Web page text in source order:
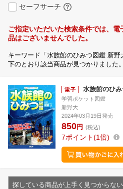
セーフサーチ
ご指定いただいた検索条件では、
品はございませんでした。
キーワード「水族館のひみつ図鑑 新
下のとおり該当商品が見つかりました。
水族館のひ
学習ポケット図鑑
新野大
2024年03月19日発売
850円 (税込)
7ポイント 1倍
探している商品が上手く見つからな